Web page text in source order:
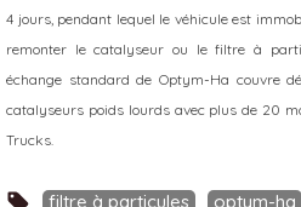
4 jours, pendant lequel le véhicule est
remonter le catalyseur ou le filtre à
échange standard de Optym-Ha couvre
catalyseurs poids lourds avec plus de 20
Trucks.
filtre à particules optym-ha